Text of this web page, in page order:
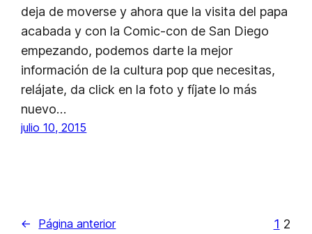
deja de moverse y ahora que la visita del papa
acabada y con la Comic-con de San Diego
empezando, podemos darte la mejor
información de la cultura pop que necesitas,
relájate, da click en la foto y fíjate lo más
nuevo…
julio 10, 2015
← Página anterior 1 2